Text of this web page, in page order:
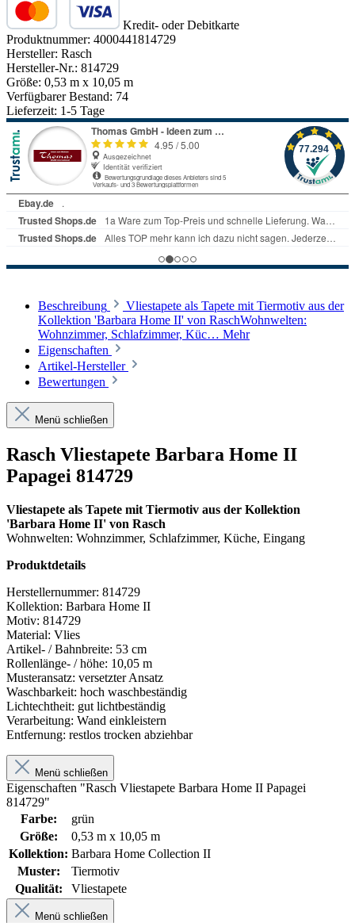
Kredit- oder Debitkarte
Produktnummer: 4000441814729
Hersteller: Rasch
Hersteller-Nr.: 814729
Größe: 0,53 m x 10,05 m
Verfügbarer Bestand: 74
Lieferzeit: 1-5 Tage
Beschreibung
Vliestapete als Tapete mit Tiermotiv aus der
Kollektion 'Barbara Home II' von RaschWohnwelten:
Wohnzimmer, Schlafzimmer, Küc… Mehr
Eigenschaften
Artikel-Hersteller
Bewertungen
Menü schließen
Rasch Vliestapete Barbara Home II
Papagei 814729
Vliestapete als Tapete mit Tiermotiv aus der Kollektion
'Barbara Home II' von Rasch
Wohnwelten: Wohnzimmer, Schlafzimmer, Küche, Eingang
Produktdetails
Herstellernummer: 814729
Kollektion: Barbara Home II
Motiv: 814729
Material: Vlies
Artikel- / Bahnbreite: 53 cm
Rollenlänge- / höhe: 10,05 m
Musteransatz: versetzter Ansatz
Waschbarkeit: hoch waschbeständig
Lichtechtheit: gut lichtbeständig
Verarbeitung: Wand einkleistern
Entfernung: restlos trocken abziehbar
Menü schließen
Eigenschaften "Rasch Vliestapete Barbara Home II Papagei
814729"
Farbe:
grün
Größe:
0,53 m x 10,05 m
Kollektion: Barbara Home Collection II
Muster:
Tiermotiv
Qualität:
Vliestapete
Menü schließen